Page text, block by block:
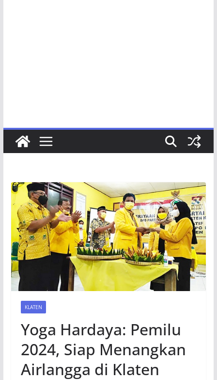
KLATEN
Yoga Hardaya: Pemilu
2024, Siap Menangkan
Airlangga di Klaten